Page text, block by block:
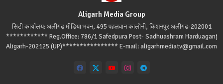
Aligarh Media Group
सिटी कार्यालय: अलीगढ मीडिया भवन, 495 पहलवान कालोनी, किशनपुर अलीगढ-202001
************ Reg.Office: 786/1 Safedpura Post- Sadhuashram Harduaganj
Aligarh-202125 (UP)**************** E-mail: aligarhmediatv@gmail.com